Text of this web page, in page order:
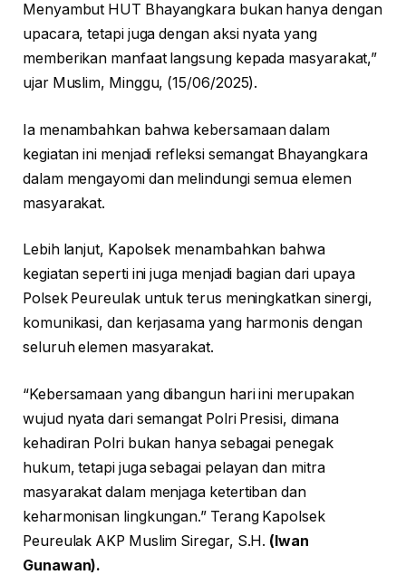
Menyambut HUT Bhayangkara bukan hanya dengan
upacara, tetapi juga dengan aksi nyata yang
memberikan manfaat langsung kepada masyarakat,”
ujar Muslim, Minggu, (15/06/2025).
Ia menambahkan bahwa kebersamaan dalam
kegiatan ini menjadi refleksi semangat Bhayangkara
dalam mengayomi dan melindungi semua elemen
masyarakat.
Lebih lanjut, Kapolsek menambahkan bahwa
kegiatan seperti ini juga menjadi bagian dari upaya
Polsek Peureulak untuk terus meningkatkan sinergi,
komunikasi, dan kerjasama yang harmonis dengan
seluruh elemen masyarakat.
“Kebersamaan yang dibangun hari ini merupakan
wujud nyata dari semangat Polri Presisi, dimana
kehadiran Polri bukan hanya sebagai penegak
hukum, tetapi juga sebagai pelayan dan mitra
masyarakat dalam menjaga ketertiban dan
keharmonisan lingkungan.” Terang Kapolsek
Peureulak AKP Muslim Siregar, S.H. (Iwan
Gunawan).